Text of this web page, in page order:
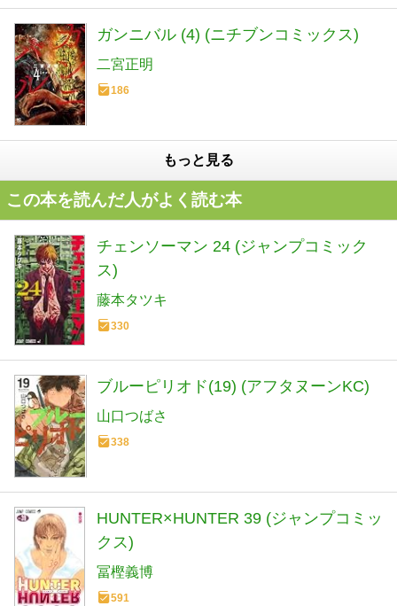
ガンニバル (4) (ニチブンコミックス)
二宮正明
186
もっと見る
この本を読んだ人がよく読む本
チェンソーマン 24 (ジャンプコミック
ス)
藤本タツキ
330
ブルーピリオド(19) (アフタヌーンKC)
山口つばさ
338
HUNTER×HUNTER 39 (ジャンプコミッ
クス)
冨樫義博
591